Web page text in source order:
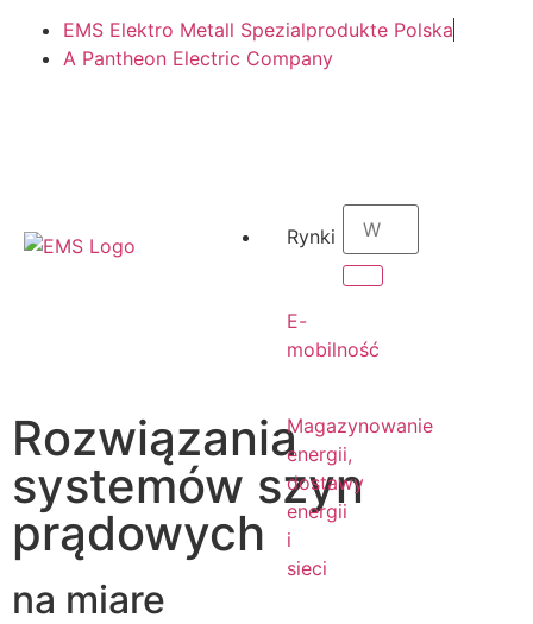
EMS Elektro Metall Spezialprodukte Polska
A Pantheon Electric Company
Rynki
E-
mobilność
Magazynowanie
energii,
dostawy
energii
i
sieci
Rozwiązania
systemów szyn
prądowych
na miare